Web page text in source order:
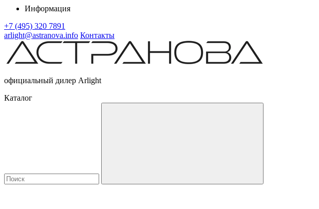
Информация
+7 (495) 320 7891
arlight@astranova.info Контакты
официальный дилер Arlight
Каталог